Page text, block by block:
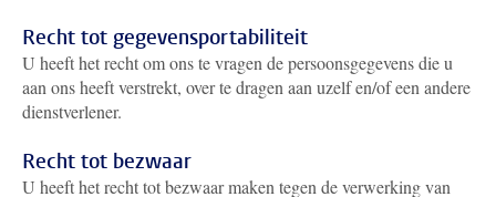
Recht tot gegevensportabiliteit
U heeft het recht om ons te vragen de persoonsgegevens die u
aan ons heeft verstrekt, over te dragen aan uzelf en/of een andere
dienstverlener.
Recht tot bezwaar
U heeft het recht tot bezwaar maken tegen de verwerking van